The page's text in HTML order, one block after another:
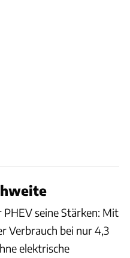
seine Stärken: Mit
Verbrauch bei nur 4,3
elektrische